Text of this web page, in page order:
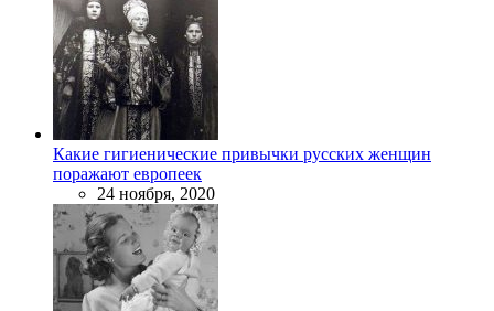
Какие гигиенические привычки русских женщин
поражают европеек
24 ноября, 2020